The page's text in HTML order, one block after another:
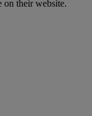
on their website.